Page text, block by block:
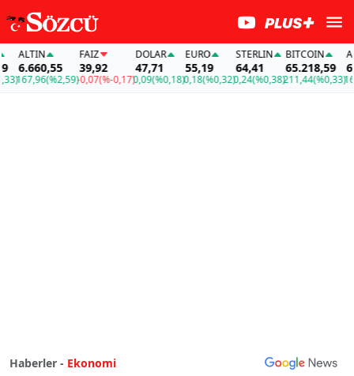
ALTIN
6.660,55
(%2,59)
FAİZ
39,92
-0,07(%-0,17)
DOLAR
47,71
0,09(%0,18)
EURO
55,19
0,18(%0,32)
STERLIN
64,41
0,24(%0,38)
BITCOIN
65.218,59
211,44(%0,33)
ALTIN
Haberler - Ekonomi